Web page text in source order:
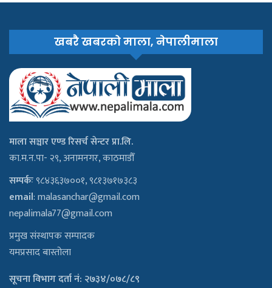
खबरै खबरको माला, नेपालीमाला
माला सञ्चार एण्ड रिसर्च सेन्टर प्रा.लि.
का.म.न.पा- २९, अनामनगर, काठमाडौँ
सम्पर्कः९८४३६३७००१, ९८१३७१७३८३
email:malasanchar@gmail.com
nepalimala77@gmail.com
प्रमुख संस्थापक सम्पादक
यमप्रसाद बास्तोला
सूचना विभाग दर्ता नं: २७३४/०७८/८९